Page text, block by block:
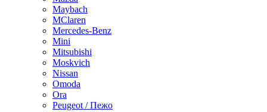
Maybach
MClaren
Mercedes-Benz
Mini
Mitsubishi
Moskvich
Nissan
Omoda
Ora
Peugeot / Пежо